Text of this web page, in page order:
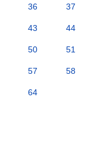
36 37
43 44
50 51
57 58
64